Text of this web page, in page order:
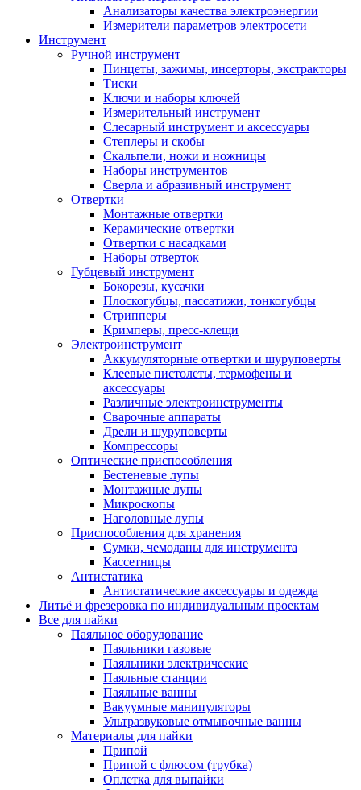
Анализаторы качества электроэнергии
Измерители параметров электросети
Инструмент
Ручной инструмент
Пинцеты, зажимы, инсерторы, экстракторы
Тиски
Ключи и наборы ключей
Измерительный инструмент
Слесарный инструмент и аксессуары
Степлеры и скобы
Скальпели, ножи и ножницы
Наборы инструментов
Сверла и абразивный инструмент
Отвертки
Монтажные отвертки
Керамические отвертки
Отвертки с насадками
Наборы отверток
Губцевый инструмент
Бокорезы, кусачки
Плоскогубцы, пассатижи, тонкогубцы
Стрипперы
Кримперы, пресс-клещи
Электроинструмент
Аккумуляторные отвертки и шуруповерты
Клеевые пистолеты, термофены и
аксессуары
Различные электроинструменты
Сварочные аппараты
Дрели и шуруповерты
Компрессоры
Оптические приспособления
Бестеневые лупы
Монтажные лупы
Микроскопы
Наголовные лупы
Приспособления для хранения
Сумки, чемоданы для инструмента
Кассетницы
Антистатика
Антистатические аксессуары и одежда
Литьё и фрезеровка по индивидуальным проектам
Все для пайки
Паяльное оборудование
Паяльники газовые
Паяльники электрические
Паяльные станции
Паяльные ванны
Вакуумные манипуляторы
Ультразвуковые отмывочные ванны
Материалы для пайки
Припой
Припой с флюсом (трубка)
Оплетка для выпайки